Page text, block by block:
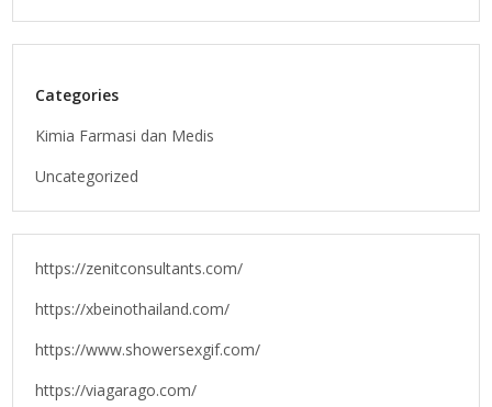
Categories
Kimia Farmasi dan Medis
Uncategorized
https://zenitconsultants.com/
https://xbeinothailand.com/
https://www.showersexgif.com/
https://viagarago.com/